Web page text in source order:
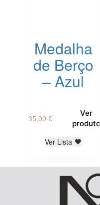
Medalha
de Berço
– Azul
35,00€
Ver
produto
Ver Lista